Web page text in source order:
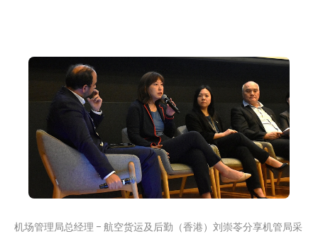
机场管理局总经理 – 航空货运及后勤（香港）刘崇苓分享机管局采